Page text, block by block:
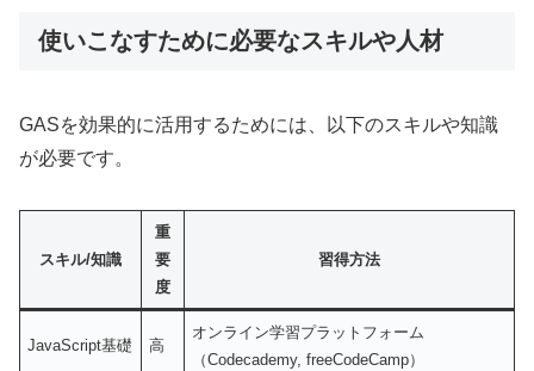
使いこなすために必要なスキルや人材
GASを効果的に活用するためには、以下のスキルや知識
が必要です。
スキル/知識
重
要
度
習得方法
JavaScript基礎 高
オンライン学習プラットフォーム
（Codecademy, freeCodeCamp）